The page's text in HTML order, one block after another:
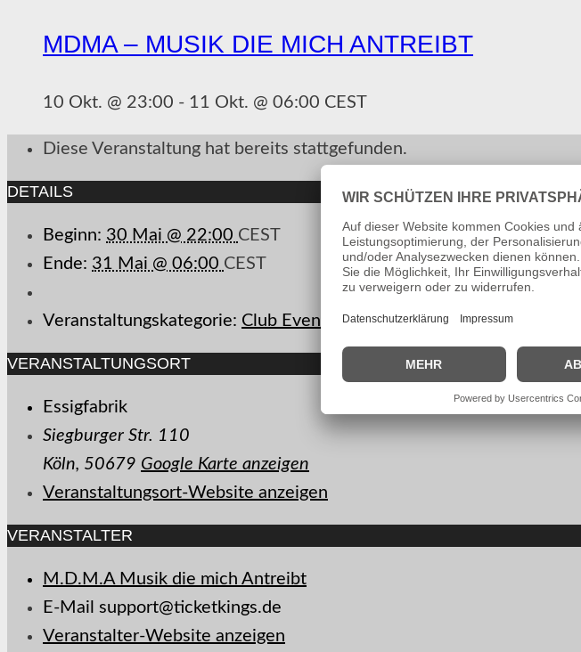
MDMA – MUSIK DIE MICH ANTREIBT
10 Okt. @ 23:00 - 11 Okt. @ 06:00 CEST
Diese Veranstaltung hat bereits stattgefunden.
DETAILS
Beginn: 30 Mai @ 22:00 CEST
Ende: 31 Mai @ 06:00 CEST
Veranstaltungskategorie: Club Event
VERANSTALTUNGSORT
Essigfabrik
Siegburger Str. 110
Köln, 50679 Google Karte anzeigen
Veranstaltungsort-Website anzeigen
VERANSTALTER
M.D.M.A Musik die mich Antreibt
E-Mail support@ticketkings.de
Veranstalter-Website anzeigen